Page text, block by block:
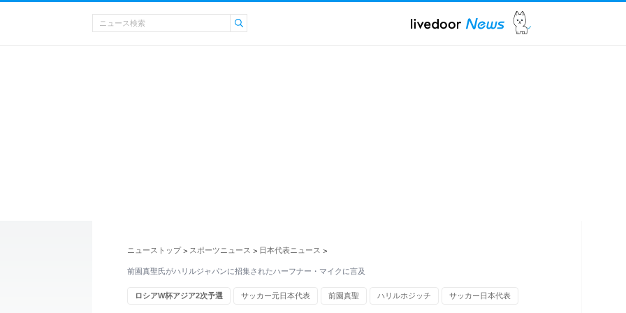
ニューストップ > スポーツニュース > 日本代表ニュース >
前園真聖氏がハリルジャパンに招集されたハーフナー・マイクに言及
ロシアW杯アジア2次予選 サッカー元日本代表 前園真聖 ハリルホジッチ サッカー日本代表